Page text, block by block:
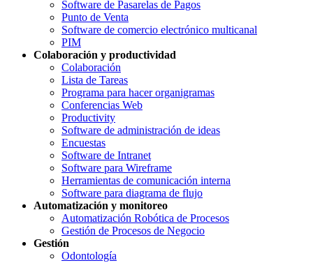
Software de Pasarelas de Pagos
Punto de Venta
Software de comercio electrónico multicanal
PIM
Colaboración y productividad
Colaboración
Lista de Tareas
Programa para hacer organigramas
Conferencias Web
Productivity
Software de administración de ideas
Encuestas
Software de Intranet
Software para Wireframe
Herramientas de comunicación interna
Software para diagrama de flujo
Automatización y monitoreo
Automatización Robótica de Procesos
Gestión de Procesos de Negocio
Gestión
Odontología